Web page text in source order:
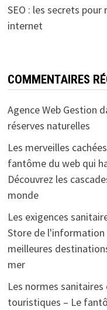
SEO : les secrets
internet
COMMENTAIRES
Agence Web Gestion
réserves naturelles
Les merveilles
fantôme du web qui
Découvrez les
monde
Les exigences
Store de
meilleures
mer
Les normes
touristiques – Le